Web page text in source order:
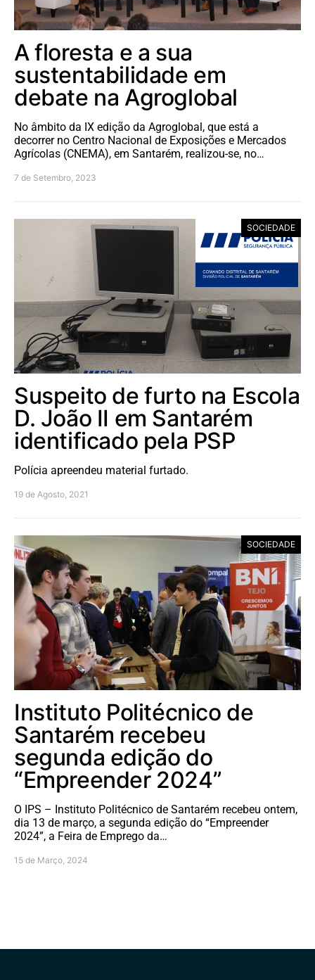
A floresta e a sua
sustentabilidade em
debate na Agroglobal
No âmbito da IX edição da Agroglobal, que está a
decorrer no Centro Nacional de Exposições e Mercados
Agrícolas (CNEMA), em Santarém, realizou-se, no…
7 de Setembro, 2023
SOCIEDADE
Suspeito de furto na Escola
D. João II em Santarém
identificado pela PSP
Polícia apreendeu material furtado.
19 de Agosto, 2021
SOCIEDADE
Instituto Politécnico de
Santarém recebeu
segunda edição do
“Empreender 2024”
O IPS – Instituto Politécnico de Santarém recebeu ontem,
dia 13 de março, a segunda edição do “Empreender
2024”, a Feira de Emprego da…
15 de Março, 2024